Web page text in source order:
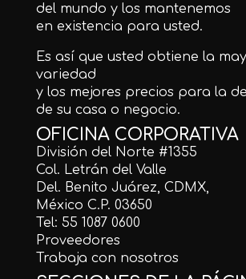
del mundo y los mantenemos
en existencia para usted.
Es así que usted obtiene la
variedad
y los mejores precios para la
de su casa o negocio.
OFICINA CORPORATIVA
División del Norte #1355
Col. Letrán del Valle
Del. Benito Juárez, CDMX,
México C.P. 03650
Tel: 55 1087 0600
Proveedores
Trabaja con nosotros